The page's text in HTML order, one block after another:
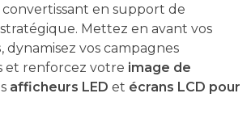
convertissant en support de
Mettez en avant vos
, dynamisez vos campagnes
et renforcez votre image de
afficheurs LED et écrans LCD pour